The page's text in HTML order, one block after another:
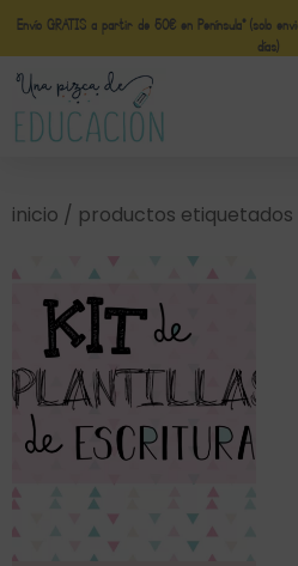
Envío GRATIS a partir de 50€ en Península* (solo
días)
inicio / productos etiquetados